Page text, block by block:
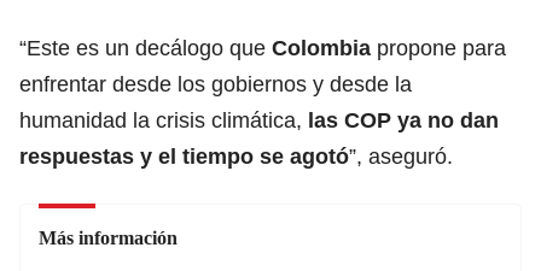
“Este es un decálogo que Colombia propone para
enfrentar desde los gobiernos y desde la
humanidad la crisis climática, las COP ya no dan
respuestas y el tiempo se agotó”, aseguró.
Más información